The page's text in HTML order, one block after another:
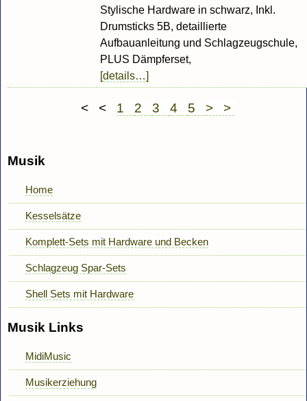
Stylische Hardware in schwarz, Inkl.
Drumsticks 5B, detaillierte
Aufbauanleitung und Schlagzeugschule,
PLUS Dämpferset,
[details…]
< < 1 2 3 4 5 > >
Musik
Home
Kesselsätze
Komplett-Sets mit Hardware und Becken
Schlagzeug Spar-Sets
Shell Sets mit Hardware
Musik Links
MidiMusic
Musikerziehung